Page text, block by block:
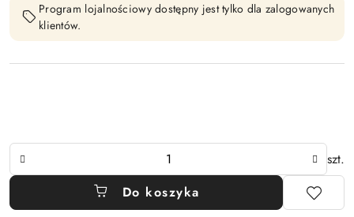
Program lojalnościowy dostępny jest tylko dla zalogowanych
klientów.
szt.
Do koszyka